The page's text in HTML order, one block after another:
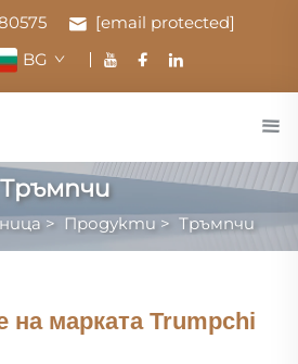
[email protected]
BG
Тръмпчи
> Продукти > Тръмпчи
на марката Trumpchi